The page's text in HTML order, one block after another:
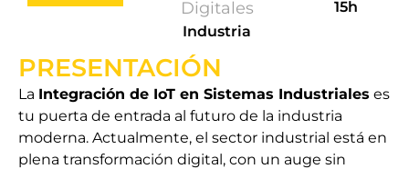
Digitales
Industria
15h
PRESENTACIÓN
La Integración de IoT en Sistemas Industriales es
tu puerta de entrada al futuro de la industria
moderna. Actualmente, el sector industrial está en
plena transformación digital, con un auge sin